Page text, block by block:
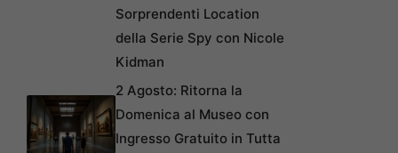
Sorprendenti Location
della Serie Spy con Nicole
Kidman
2 Agosto: Ritorna la
Domenica al Museo con
Ingresso Gratuito in Tutta